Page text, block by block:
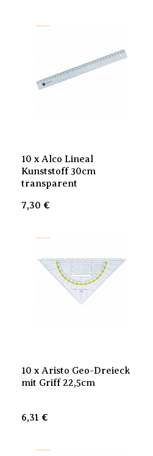
10 x Alco Lineal
Kunststoff 30cm
transparent
7,30 €
10 x Aristo Geo-Dreieck
mit Griff 22,5cm
6,31 €